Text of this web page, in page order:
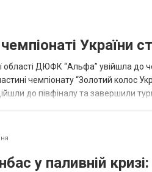
України
ДЮФК “Альфа” увійшла до
чемпіонату “Золотий колос
до півфіналу та завершили
у паливній